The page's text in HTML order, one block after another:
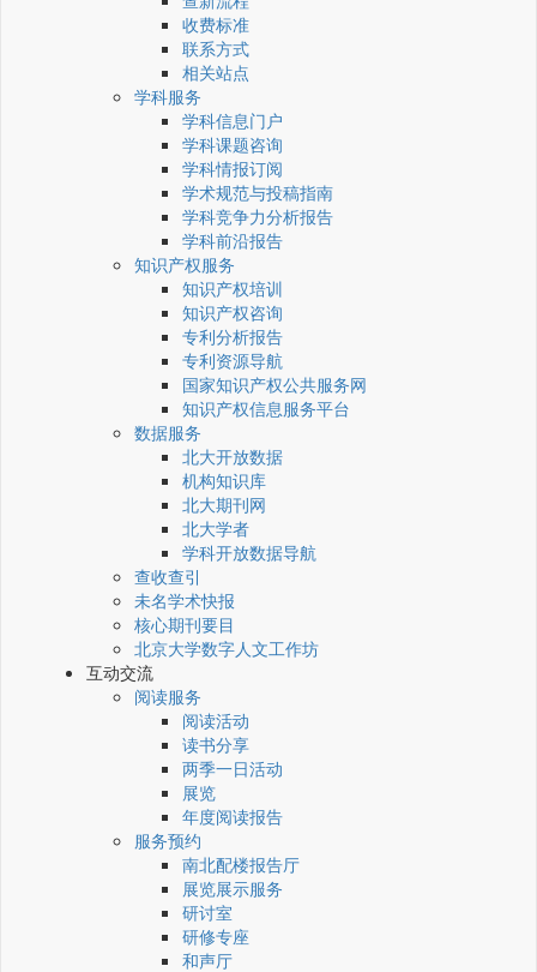
收费标准
联系方式
相关站点
学科服务
学科信息门户
学科课题咨询
学科情报订阅
学术规范与投稿指南
学科竞争力分析报告
学科前沿报告
知识产权服务
知识产权培训
知识产权咨询
专利分析报告
专利资源导航
国家知识产权公共服务网
知识产权信息服务平台
数据服务
北大开放数据
机构知识库
北大期刊网
北大学者
学科开放数据导航
查收查引
未名学术快报
核心期刊要目
北京大学数字人文工作坊
互动交流
阅读服务
阅读活动
读书分享
两季一日活动
展览
年度阅读报告
服务预约
南北配楼报告厅
展览展示服务
研讨室
研修专座
和声厅